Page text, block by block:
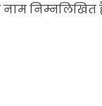
निम्नलिखित